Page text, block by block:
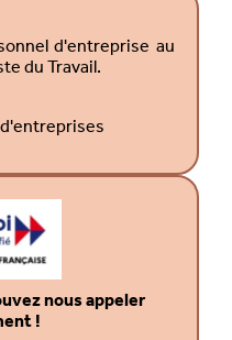
d'entreprise au
du Travail.
nous appeler
!